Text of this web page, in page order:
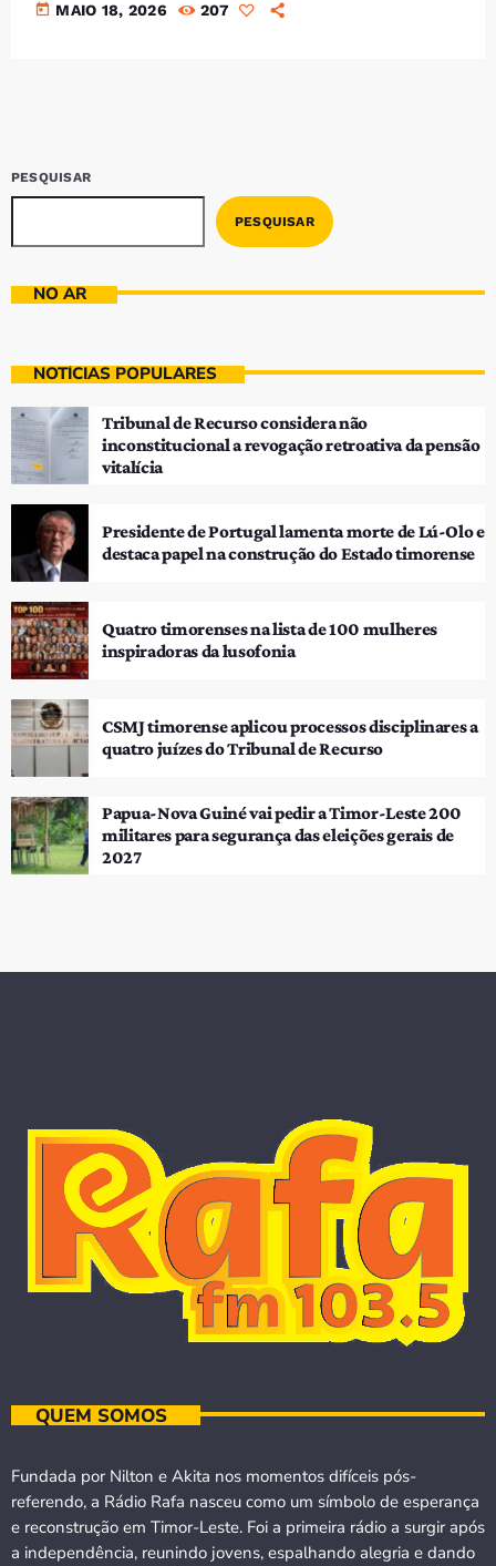
today MAIO 18, 2026 207
PESQUISAR
PESQUISAR
NO AR
NOTÍCIAS POPULARES
Tribunal de Recurso considera não
inconstitucional a revogação retroativa da pensão
vitalícia
Presidente de Portugal lamenta morte de Lú-Olo e
destaca papel na construção do Estado timorense
Quatro timorenses na lista de 100 mulheres
inspiradoras da lusofonia
CSMJ timorense aplicou processos disciplinares a
quatro juízes do Tribunal de Recurso
Papua-Nova Guiné vai pedir a Timor-Leste 200
militares para segurança das eleições gerais de
2027
QUEM SOMOS
Fundada por Nilton e Akita nos momentos difíceis pós-
referendo, a Rádio Rafa nasceu como um símbolo de esperança
e reconstrução em Timor-Leste. Foi a primeira rádio a surgir após
a independência, reunindo jovens, espalhando alegria e dando